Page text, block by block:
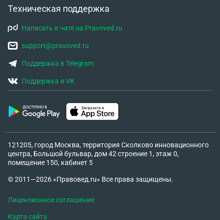
Техническая поддержка
Написать в чате на Pravoved.ru
support@pravoved.ru
Поддержка в Telegram
Поддержка в VK
121205, город Москва, территория Сколково инновационного
центра, Большой бульвар, дом 42 строение 1, этаж 0,
помещение 150, кабинет 5
© 2011—2026 «Правовед.ru» Все права защищены.
Лицензионное соглашение
Карта сайта